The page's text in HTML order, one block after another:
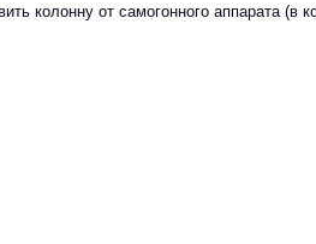
колонну от самогонного аппарата (в